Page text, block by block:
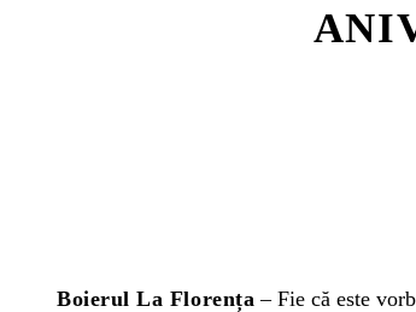
Boierul La Florența – Fie că este